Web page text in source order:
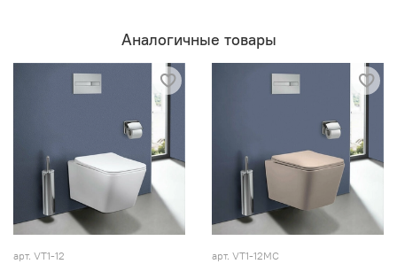
Аналогичные товары
арт. VT1-12 арт. VT1-12MC